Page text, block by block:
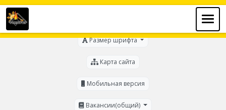
Размер шрифта
Карта сайта
Мобильная версия
Вакансии(общий)